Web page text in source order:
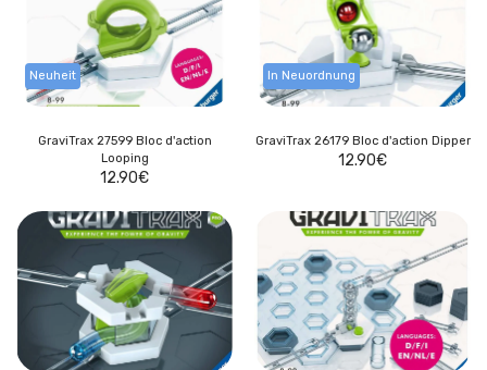
Neuheit
GraviTrax 27599 Bloc d'action
Looping
12.90€
In Neuordnung
GraviTrax 26179 Bloc d'action Dipper
12.90€